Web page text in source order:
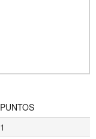
PUNTOS
1